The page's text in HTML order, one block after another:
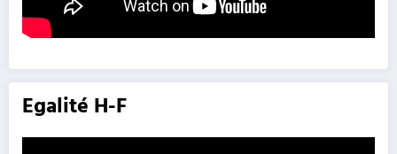
Egalité H-F